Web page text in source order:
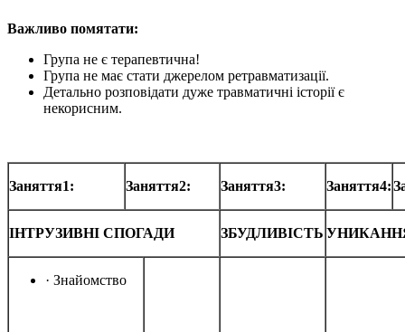
Важливо помятати:
Група не є терапевтична!
Група не має стати джерелом ретравматизації.
Детально розповідати дуже травматичні історії є
некорисним.
Заняття1: Заняття2: Заняття3: Заняття4:
ІНТРУЗИВНІ СПОГАДИ ЗБУДЛИВІСТЬ
· Знайомство